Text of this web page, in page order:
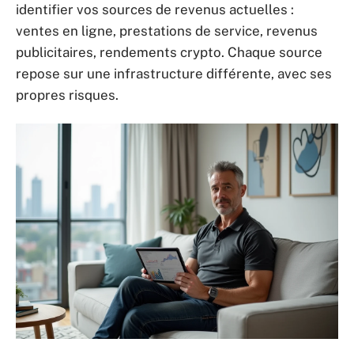
identifier vos sources de revenus actuelles :
ventes en ligne, prestations de service, revenus
publicitaires, rendements crypto. Chaque source
repose sur une infrastructure différente, avec ses
propres risques.